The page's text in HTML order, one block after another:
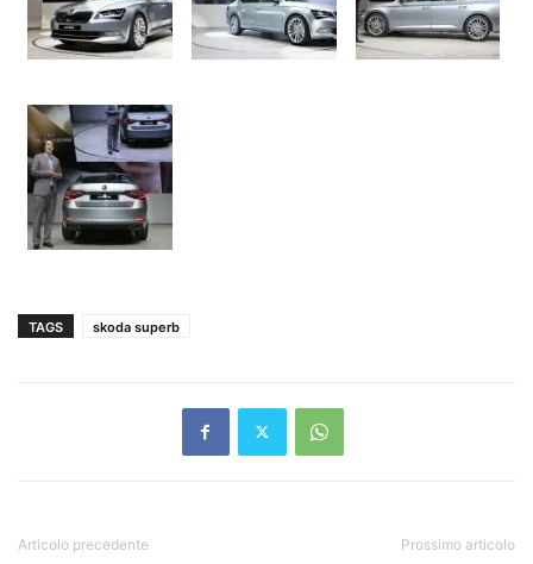
TAGS skoda superb
Articolo precedente Prossimo articolo